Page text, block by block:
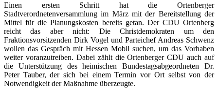
Einen ersten Schritt hat die Ortenberger
Stadtverordnetenversammlung im März mit der Bereitstellung der
Mittel für die Planungskosten bereits getan. Der CDU Ortenberg
reicht das aber nicht: Die Christdemokraten um den
Fraktionsvorsitzenden Dirk Vogel und Parteichef Andreas Schwenz
wollen das Gespräch mit Hessen Mobil suchen, um das Vorhaben
weiter voranzutreiben. Dabei zählt die Ortenberger CDU auch auf
die Unterstützung des heimischen Bundestagsabgeordneten Dr.
Peter Tauber, der sich bei einem Termin vor Ort selbst von der
Notwendigkeit der Maßnahme überzeugte.